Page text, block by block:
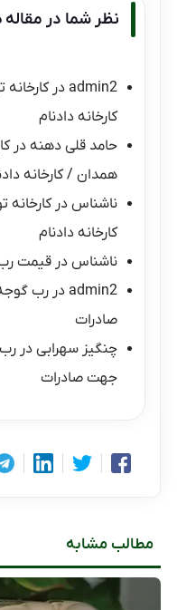
نظر شما در
admin2 در
کارخانه دادنام
حامد قلی دهنه در
همدان / کارخانه
ناشناس درکارخانه
کارخانه دادنام
ناشناس درقیمت رب
admin2 دررب
صادرات
چنگیز سهرابی در
جهت صادرات
مطالب مشابه